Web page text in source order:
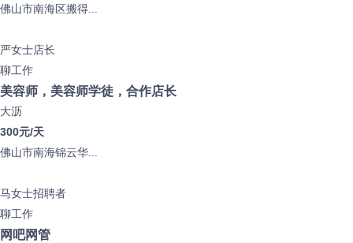
佛山市南海区搬得...
严女士店长
聊工作
美容师，美容师学徒，合作店长
大沥
300元/天
佛山市南海锦云华...
马女士招聘者
聊工作
网吧网管